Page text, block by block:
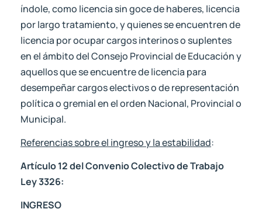
índole, como licencia sin goce de haberes, licencia
por largo tratamiento, y quienes se encuentren de
licencia por ocupar cargos interinos o suplentes
en el ámbito del Consejo Provincial de Educación y
aquellos que se encuentre de licencia para
desempeñar cargos electivos o de representación
política o gremial en el orden Nacional, Provincial o
Municipal.
Referencias sobre el ingreso y la estabilidad:
Artículo 12 del Convenio Colectivo de Trabajo
Ley 3326:
INGRESO